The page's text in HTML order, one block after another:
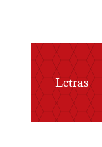
Letras